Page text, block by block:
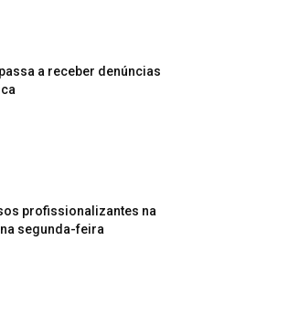
a receber denúncias
profissionalizantes na
segunda-feira